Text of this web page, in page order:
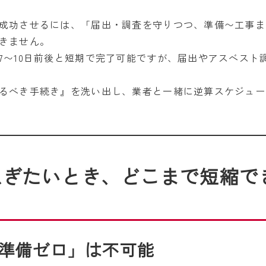
功させるには、「届出・調査を守りつつ、準備〜工事
ません。
10日前後と短期で完了可能ですが、届出やアスベス
べき手続き』を洗い出し、業者と一緒に逆算スケジュ
たいとき、どこまで短縮
備ゼロ」は不可能